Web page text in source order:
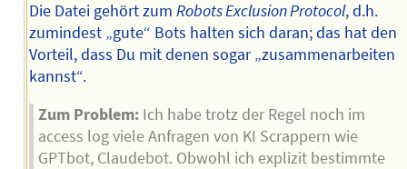
Die Datei gehört zum Robots Exclusion Protocol, d.h.
zumindest „gute“ Bots halten sich daran; das hat den
Vorteil, dass Du mit denen sogar „zusammenarbeiten
kannst“.
Zum Problem:Ich habe trotz der Regel noch im
access log viele Anfragen von KI Scrappern wie
GPTbot, Claudebot. Obwohl ich explizit bestimmte